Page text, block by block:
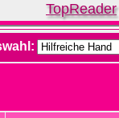
TopReader